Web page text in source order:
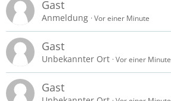
Gast
Anmeldung Vor einer Minute
Gast
Unbekannter Ort Vor einer Minute
Gast